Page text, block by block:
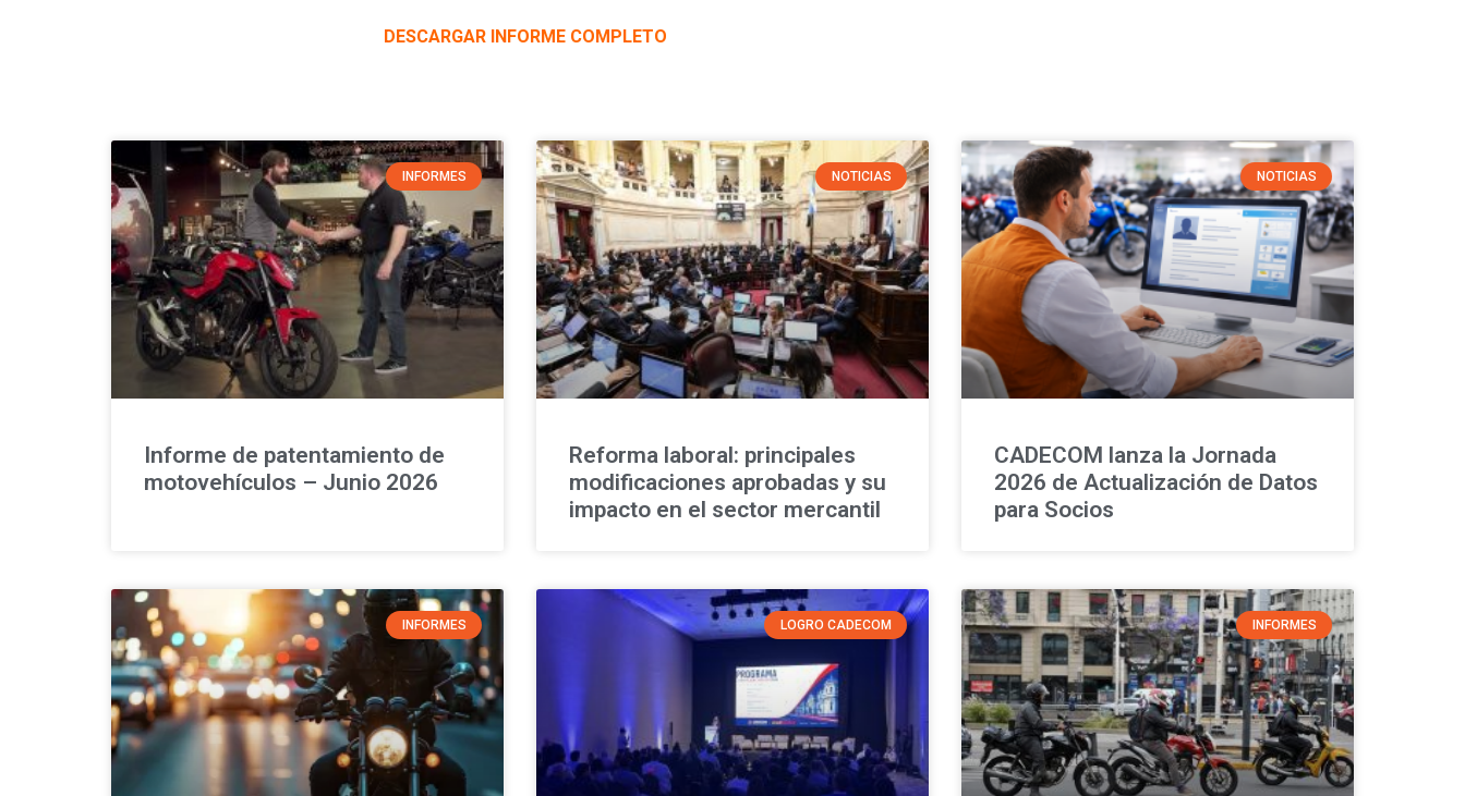
DESCARGAR INFORME COMPLETO
INFORMES
Informe de patentamiento de
motovehículos – Junio 2026
NOTICIAS
Reforma laboral: principales
modificaciones aprobadas y su
impacto en el sector mercantil
NOTICIAS
CADECOM lanza la Jornada
2026 de Actualización de Datos
para Socios
INFORMES LOGRO CADECOM INFORMES